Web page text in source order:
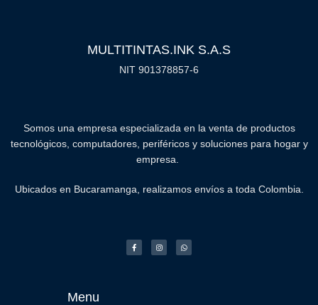
MULTITINTAS.INK S.A.S
NIT 901378857-6
Somos una empresa especializada en la venta de productos
tecnológicos, computadores, periféricos y soluciones para hogar y
empresa.
Ubicados en Bucaramanga, realizamos envíos a toda Colombia.
Menu